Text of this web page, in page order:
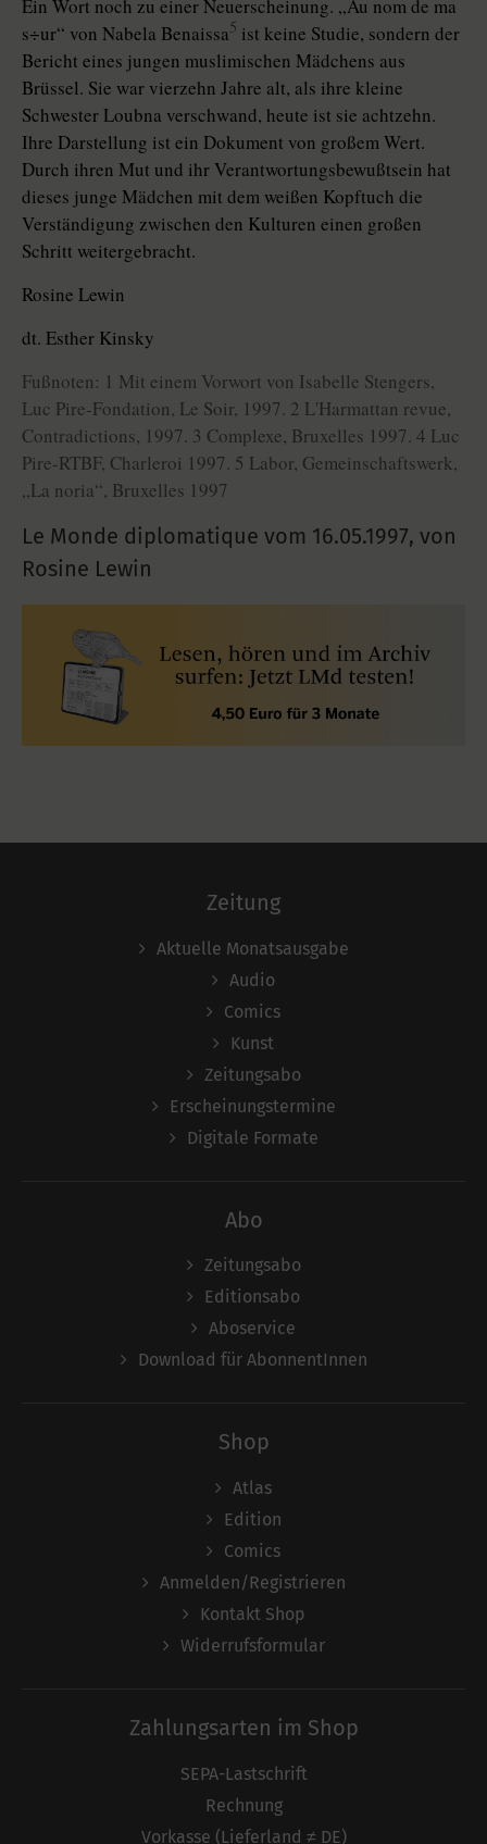
Ein Wort noch zu einer Neuerscheinung. „Au nom de ma
s÷ur“ von Nabela Benaissa5 ist keine Studie, sondern der
Bericht eines jungen muslimischen Mädchens aus
Brüssel. Sie war vierzehn Jahre alt, als ihre kleine
Schwester Loubna verschwand, heute ist sie achtzehn.
Ihre Darstellung ist ein Dokument von großem Wert.
Durch ihren Mut und ihr Verantwortungsbewußtsein hat
dieses junge Mädchen mit dem weißen Kopftuch die
Verständigung zwischen den Kulturen einen großen
Schritt weitergebracht.
Rosine Lewin
dt. Esther Kinsky
Fußnoten: 1 Mit einem Vorwort von Isabelle Stengers,
Luc Pire-Fondation, Le Soir, 1997. 2 L'Harmattan revue,
Contradictions, 1997. 3 Complexe, Bruxelles 1997. 4 Luc
Pire-RTBF, Charleroi 1997. 5 Labor, Gemeinschaftswerk,
„La noria“, Bruxelles 1997
Le Monde diplomatique vom 16.05.1997, von
Rosine Lewin
Zeitung
Aktuelle Monatsausgabe
Audio
Comics
Kunst
Zeitungsabo
Erscheinungstermine
Digitale Formate
Abo
Zeitungsabo
Editionsabo
Aboservice
Download für AbonnentInnen
Shop
Atlas
Edition
Comics
Anmelden/Registrieren
Kontakt Shop
Widerrufsformular
Zahlungsarten im Shop
SEPA-Lastschrift
Rechnung
Vorkasse (Lieferland ≠ DE)